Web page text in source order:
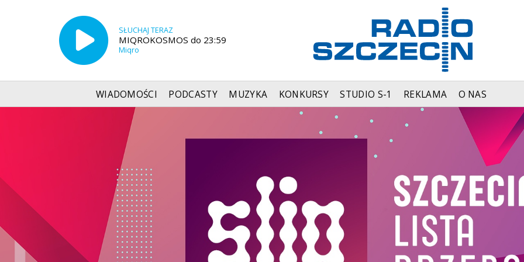
SŁUCHAJ TERAZ
MIQROKOSMOS do 23:59
Miqro
WIADOMOŚCI PODCASTY MUZYKA KONKURSY STUDIO S-1 REKLAMA O NAS